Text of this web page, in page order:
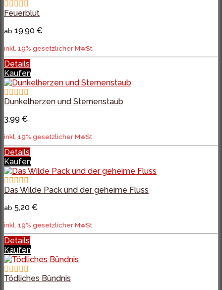
Feuerblut
ab 19,90 €
inkl. 19% gesetzlicher MwSt.
Details
Kaufen
Dunkelherzen und Sternenstaub
3,99 €
inkl. 19% gesetzlicher MwSt.
Details
Kaufen
Das Wilde Pack und der geheime Fluss
ab 5,20 €
inkl. 19% gesetzlicher MwSt.
Details
Kaufen
Tödliches Bündnis